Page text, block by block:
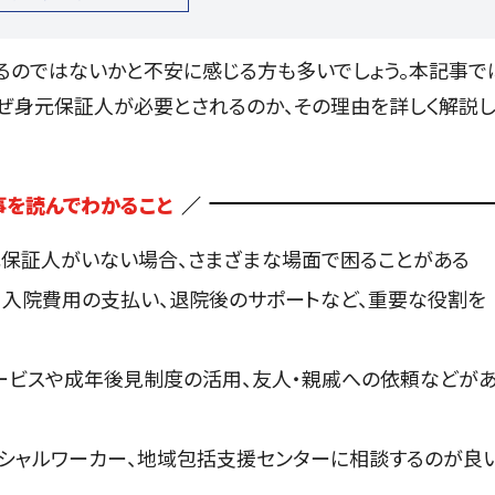
ではないかと不安に感じる方も多いでしょう。本記事で
元保証人が必要とされるのか、その理由を詳しく解説
読んでわかること
証人がいない場合、さまざまな場面で困ることがある
院費用の支払い、退院後のサポートなど、重要な役割を
スや成年後見制度の活用、友人・親戚への依頼などが
ャルワーカー、地域包括支援センターに相談するのが良